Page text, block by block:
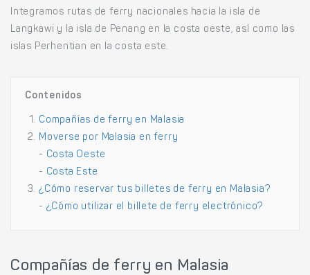
Integramos rutas de ferry nacionales hacia la isla de
Langkawi y la isla de Penang en la costa oeste, así como las
islas Perhentian en la costa este.
Contenidos
Compañías de ferry en Malasia
Moverse por Malasia en ferry
- Costa Oeste
- Costa Este
¿Cómo reservar tus billetes de ferry en Malasia?
- ¿Cómo utilizar el billete de ferry electrónico?
Compañías de ferry en Malasia